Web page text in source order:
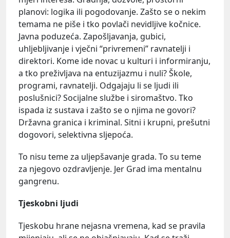
planovi: logika ili pogodovanje. Zašto se o nekim
temama ne piše i tko povlači nevidljive kočnice.
Javna poduzeća. Zapošljavanja, gubici,
uhljebljivanje i vječni “privremeni” ravnatelji i
direktori. Kome ide novac u kulturi i informiranju,
a tko preživljava na entuzijazmu i nuli? Škole,
programi, ravnatelji. Odgajaju li se ljudi ili
poslušnici? Socijalne službe i siromaštvo. Tko
ispada iz sustava i zašto se o njima ne govori?
Državna granica i kriminal. Sitni i krupni, prešutni
dogovori, selektivna sljepoća.
To nisu teme za uljepšavanje grada. To su teme
za njegovo ozdravljenje. Jer Grad ima mentalnu
gangrenu.
Tjeskobni ljudi
Tjeskobu hrane nejasna vremena, kad se pravila